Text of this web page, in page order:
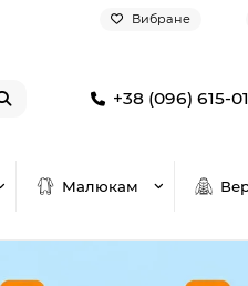
Вибране
+38 (096) 615-
Малюкам